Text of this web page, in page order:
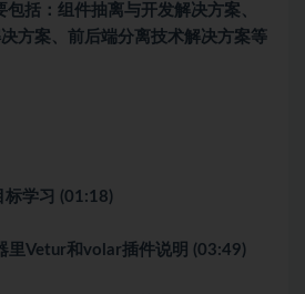
包括：组件抽离与开发解决方案、
方案、前后端分离技术解决方案等
学习 (01:18)
里Vetur和volar插件说明 (03:49)